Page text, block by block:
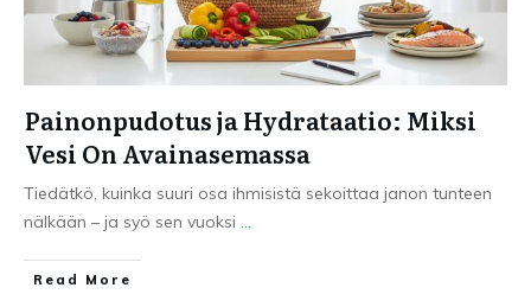
Painonpudotus ja Hydrataatio: Miksi
Vesi On Avainasemassa
Tiedätkö, kuinka suuri osa ihmisistä sekoittaa janon tunteen
nälkään – ja syö sen vuoksi ...
Read More